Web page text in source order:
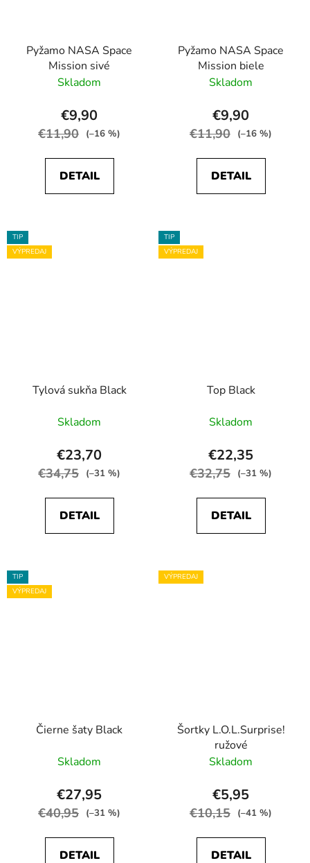
Pyžamo NASA Space
Mission sivé
Skladom
€9,90
€11,90 (–16 %)
DETAIL
Pyžamo NASA Space
Mission biele
Skladom
€9,90
€11,90 (–16 %)
DETAIL
TIP
VÝPREDAJ
Tylová sukňa Black
Skladom
€23,70
€34,75 (–31 %)
DETAIL
TIP
VÝPREDAJ
Top Black
Skladom
€22,35
€32,75 (–31 %)
DETAIL
TIP
VÝPREDAJ
Čierne šaty Black
Skladom
€27,95
€40,95 (–31 %)
DETAIL
VÝPREDAJ
Šortky L.O.L.Surprise!
ružové
Skladom
€5,95
€10,15 (–41 %)
DETAIL